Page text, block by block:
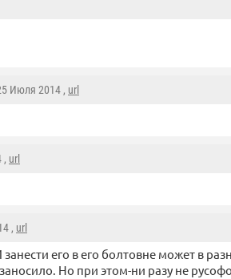
Июля 2014 , url
, url
, url
его в его болтовне может в
Но при этом-ни разу не